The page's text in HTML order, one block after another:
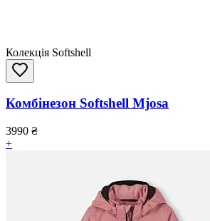
Колекція Softshell
Комбінезон Softshell Mjosa
3990 ₴
+